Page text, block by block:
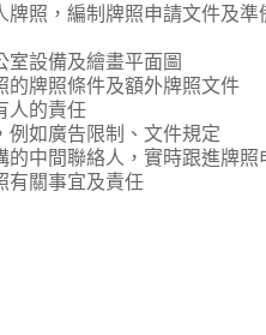
牌照，編制牌照申請文件及準
室設備及繪畫平面圖
的牌照條件及額外牌照文件
人的責任
例如廣告限制、文件規定
的中間聯絡人，實時跟進牌照
有關事宜及責任